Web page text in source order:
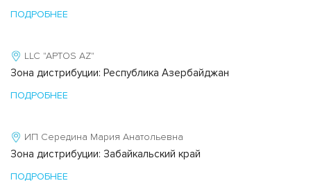
ПОДРОБНЕЕ
LLC "APTOS AZ"
Зона дистрибуции: Республика Азербайджан
ПОДРОБНЕЕ
ИП Середина Мария Анатольевна
Зона дистрибуции: Забайкальский край
ПОДРОБНЕЕ